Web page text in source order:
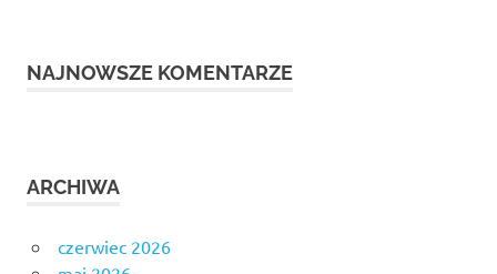
NAJNOWSZE KOMENTARZE
ARCHIWA
czerwiec 2026